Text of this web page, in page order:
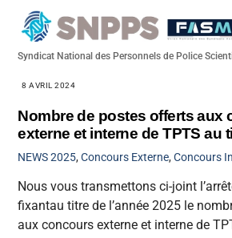
Syndicat National des Personnels de Police
8 AVRIL 2024
Nombre de postes offerts aux
externe et interne de TPTS au
NEWS 2025,Concours Externe,Concours
Nous vous transmettons ci-joint
fixantau titre de l’année 2025 le
aux concours externe et interne de